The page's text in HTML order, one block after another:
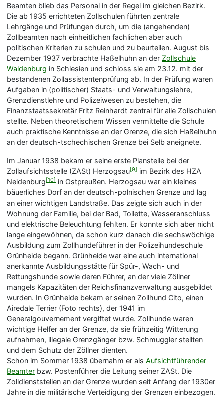
Beamten blieb das Personal in der Regel im gleichen Bezirk.
Die ab 1935 errichteten Zollschulen führten zentrale
Lehrgänge und Prüfungen durch, um die (angehenden)
Zollbeamten nach einheitlichen fachlichen aber auch
politischen Kriterien zu schulen und zu beurteilen. August bis
Dezember 1937 verbrachte Haßelhuhn an derZollschule
Waldenburg in Schlesien und schloss sie am 23.12. mit der
bestandenen Zollassistentenprüfung ab. In der Prüfung waren
Aufgaben in (politischer) Staats- und Verwaltungslehre,
Grenzdienstlehre und Polizeiwesen zu bestehen, die
Finanzstaatssekretär Fritz Reinhardt zentral für alle Zollschulen
stellte. Neben theoretischem Wissen vermittelte die Schule
auch praktische Kenntnisse an der Grenze, die sich Haßelhuhn
an der deutsch-tschechischen Grenze bei Selb aneignete.
Im Januar 1938 bekam er seine erste Planstelle bei der
Zollaufsichtsstelle (ZASt) Herzogsau[9]im Bezirk des HZA
Neidenburg[10]in Ostpreußen. Herzogsau war ein kleines
bäuerliches Dorf an der deutsch-polnischen Grenze und lag
an einer wichtigen Landstraße. Das zeigte sich auch in der
Wohnung der Familie, bei der Bad, Toilette, Wasseranschluss
und elektrische Beleuchtung fehlten. Er konnte sich aber nicht
lange eingewöhnen, da schon kurz danach die sechswöchige
Ausbildung zum Zollhundeführer in der Polizeihundeschule
Grünheide begann. Grünheide war eine auch international
anerkannte Ausbildungsstätte für Spür-, Wach- und
Rettungshunde sowie deren Führer, an der viele Zöllner
mangels Kapazitäten der Reichsfinanzverwaltung ausgebildet
wurden. In Grünheide bekam er seinen Zollhund Cito, einen
Airedale Terrier (Foto rechts), der 1941 im
Generalgouvernement vergiftet wurde. Zollhunde waren
wichtige Helfer an der Grenze, da sie frühzeitig Witterung
aufnahmen, illegale Grenzgänger bzw. Schmuggler stellten
und dem Schutz der Zöllner dienten.
Schon im Sommer 1938 übernahm er alsAufsichtführender
Beamter bzw. Postenführer die Leitung seiner ZASt. Die
Zolldienststellen an der Grenze wurden seit Anfang der 1930er
Jahre in die militärische Verteidigung der Grenzen einbezogen.